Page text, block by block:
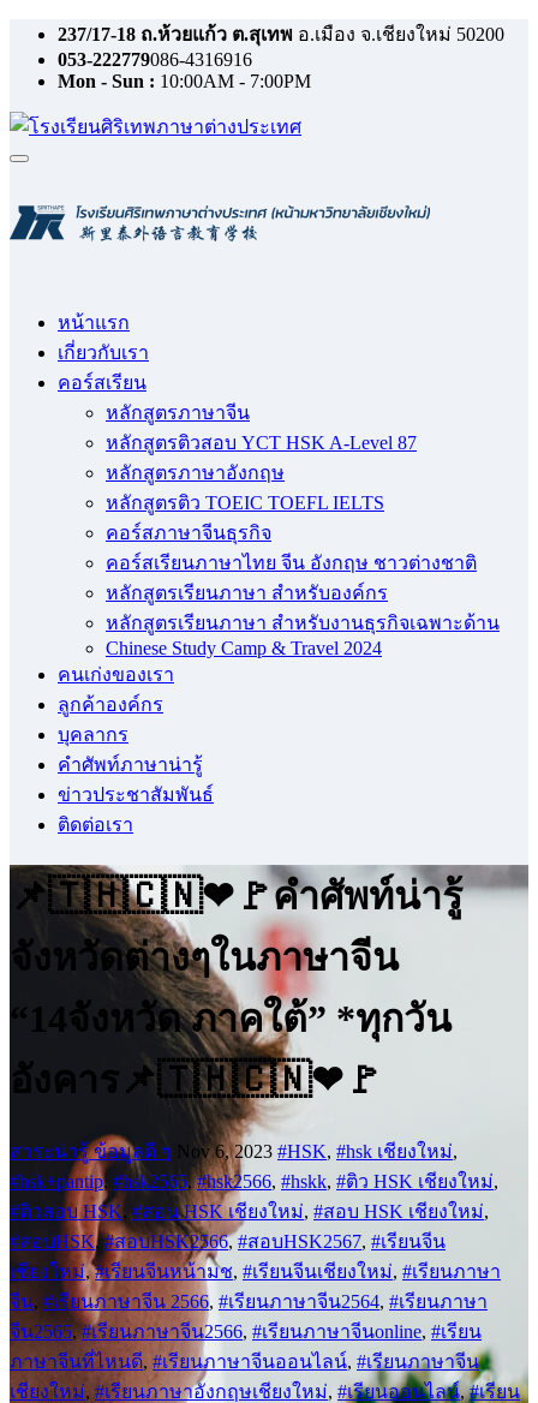
Skip
content
237/17-18 ถ.ห้วยแก้ว ต.สุเทพ อ.เมือง จ.เชียงใหม่ 50200
053-222779086-4316916
Mon - Sun : 10:00AM - 7:00PM
หน้าแรก
เกี่ยวกับเรา
คอร์สเรียน
หลักสูตรภาษาจีน
หลักสูตรติวสอบ YCT HSK A-Level 87
หลักสูตรภาษาอังกฤษ
หลักสูตรติว TOEIC TOEFL IELTS
คอร์สภาษาจีนธุรกิจ
คอร์สเรียนภาษาไทย จีน อังกฤษ ชาวต่างชาติ
หลักสูตรเรียนภาษา สำหรับองค์กร
หลักสูตรเรียนภาษา สำหรับงานธุรกิจเฉพาะด้าน
Chinese Study Camp & Travel 2024
คนเก่งของเรา
ลูกค้าองค์กร
บุคลากร
คําศัพท์ภาษาน่ารู้
ข่าวประชาสัมพันธ์
ติดต่อเรา
📌🇹🇭🇨🇳❤🚩คำศัพท์น่ารู้
จังหวัดต่างๆในภาษาจีน
“14จังหวัด ภาคใต้” *ทุกวัน
อังคาร📌🇹🇭🇨🇳❤🚩
สาระน่ารู้ ข้อมูลดี ๆ Nov 6, 2023 #HSK, #hsk เชียงใหม่,
#hsk+pantip, #hsk2565,#hsk2566, #hskk, #ติว HSK เชียงใหม่,
#ติวสอบ HSK, #สอน HSK เชียงใหม่, #สอบ HSK เชียงใหม่,
#สอบHSK,#สอบHSK2566,#สอบHSK2567, #เรียนจีน
เชียงใหม่,#เรียนจีนหน้ามช, #เรียนจีนเชียงใหม่, #เรียนภาษา
จีน, #เรียนภาษาจีน 2566, #เรียนภาษาจีน2564, #เรียนภาษา
จีน2565,#เรียนภาษาจีน2566, #เรียนภาษาจีนonline, #เรียน
ภาษาจีนที่ไหนดี, #เรียนภาษาจีนออนไลน์, #เรียนภาษาจีน
เชียงใหม่, #เรียนภาษาอังกฤษเชียงใหม่, #เรียนออนไลน์,#เรียน